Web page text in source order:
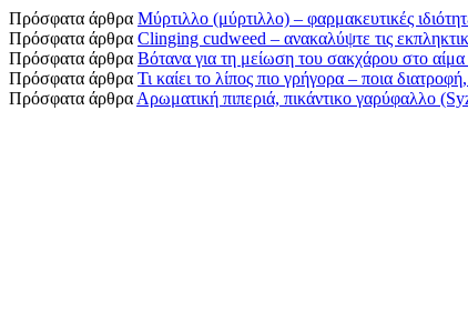
Πρόσφατα άρθρα Μύρτιλλο (μύρτιλλο) – φαρμακευτικές
Πρόσφατα άρθρα Clinging cudweed – ανακαλύψτε τις
Πρόσφατα άρθρα Βότανα για τη μείωση του σακχάρου στο αίμα
Πρόσφατα άρθρα Τι καίει το λίπος πιο γρήγορα – ποια
Πρόσφατα άρθρα Αρωματική πιπεριά, πικάντικο γαρύφαλλο